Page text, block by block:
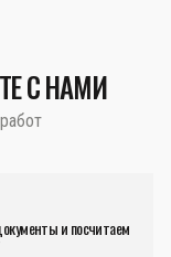
С НАМИ
и посчитаем